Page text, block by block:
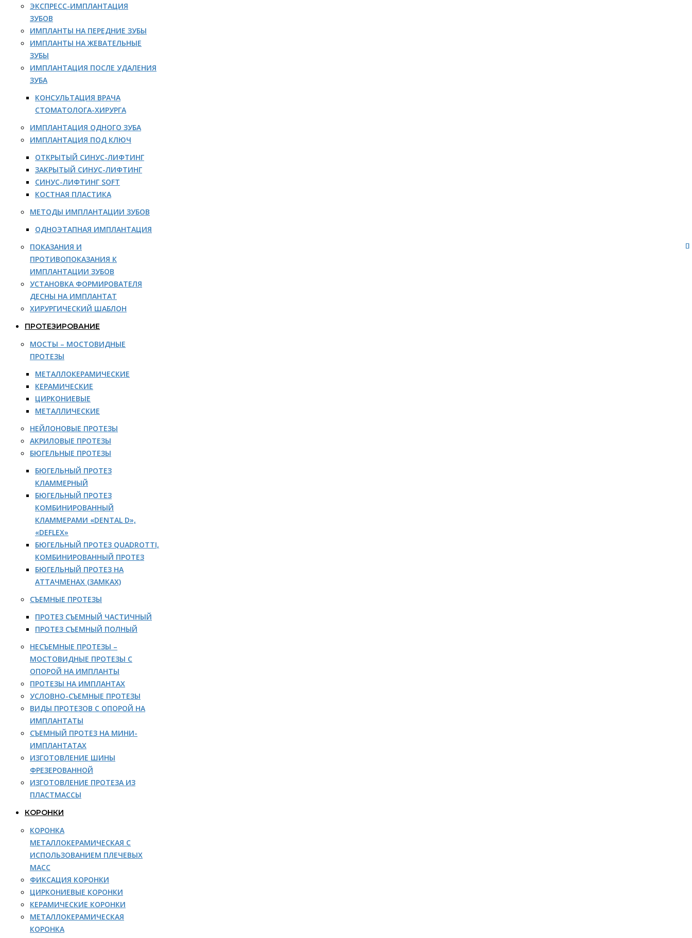
ЭКСПРЕСС-ИМПЛАНТАЦИЯ
ЗУБОВ
ИМПЛАНТЫ НА ПЕРЕДНИЕ ЗУБЫ
ИМПЛАНТЫ НА ЖЕВАТЕЛЬНЫЕ
ЗУБЫ
ИМПЛАНТАЦИЯ ПОСЛЕ УДАЛЕНИЯ
ЗУБА
КОНСУЛЬТАЦИЯ ВРАЧА
СТОМАТОЛОГА-ХИРУРГА
ИМПЛАНТАЦИЯ ОДНОГО ЗУБА
ИМПЛАНТАЦИЯ ПОД КЛЮЧ
ОТКРЫТЫЙ СИНУС-ЛИФТИНГ
ЗАКРЫТЫЙ СИНУС-ЛИФТИНГ
СИНУС-ЛИФТИНГ SOFT
КОСТНАЯ ПЛАСТИКА
МЕТОДЫ ИМПЛАНТАЦИИ ЗУБОВ
ОДНОЭТАПНАЯ ИМПЛАНТАЦИЯ
ПОКАЗАНИЯ И
ПРОТИВОПОКАЗАНИЯ К
ИМПЛАНТАЦИИ ЗУБОВ
УСТАНОВКА ФОРМИРОВАТЕЛЯ
ДЕСНЫ НА ИМПЛАНТАТ
ХИРУРГИЧЕСКИЙ ШАБЛОН
ПРОТЕЗИРОВАНИЕ
МОСТЫ – МОСТОВИДНЫЕ
ПРОТЕЗЫ
МЕТАЛЛОКЕРАМИЧЕСКИЕ
КЕРАМИЧЕСКИЕ
ЦИРКОНИЕВЫЕ
МЕТАЛЛИЧЕСКИЕ
НЕЙЛОНОВЫЕ ПРОТЕЗЫ
АКРИЛОВЫЕ ПРОТЕЗЫ
БЮГЕЛЬНЫЕ ПРОТЕЗЫ
БЮГЕЛЬНЫЙ ПРОТЕЗ
КЛАММЕРНЫЙ
БЮГЕЛЬНЫЙ ПРОТЕЗ
КОМБИНИРОВАННЫЙ
КЛАММЕРАМИ «DENTAL D»,
«DEFLEX»
БЮГЕЛЬНЫЙ ПРОТЕЗ QUADROTTI,
КОМБИНИРОВАННЫЙ ПРОТЕЗ
БЮГЕЛЬНЫЙ ПРОТЕЗ НА
АТТАЧМЕНАХ (ЗАМКАХ)
СЪЕМНЫЕ ПРОТЕЗЫ
ПРОТЕЗ СЪЕМНЫЙ ЧАСТИЧНЫЙ
ПРОТЕЗ СЪЕМНЫЙ ПОЛНЫЙ
НЕСЪЕМНЫЕ ПРОТЕЗЫ –
МОСТОВИДНЫЕ ПРОТЕЗЫ С
ОПОРОЙ НА ИМПЛАНТЫ
ПРОТЕЗЫ НА ИМПЛАНТАХ
УСЛОВНО-СЪЕМНЫЕ ПРОТЕЗЫ
ВИДЫ ПРОТЕЗОВ С ОПОРОЙ НА
ИМПЛАНТАТЫ
СЪЕМНЫЙ ПРОТЕЗ НА МИНИ-
ИМПЛАНТАТАХ
ИЗГОТОВЛЕНИЕ ШИНЫ
ФРЕЗЕРОВАННОЙ
ИЗГОТОВЛЕНИЕ ПРОТЕЗА ИЗ
ПЛАСТМАССЫ
КОРОНКИ
КОРОНКА
МЕТАЛЛОКЕРАМИЧЕСКАЯ С
ИСПОЛЬЗОВАНИЕМ ПЛЕЧЕВЫХ
МАСС
ФИКСАЦИЯ КОРОНКИ
ЦИРКОНИЕВЫЕ КОРОНКИ
КЕРАМИЧЕСКИЕ КОРОНКИ
МЕТАЛЛОКЕРАМИЧЕСКАЯ
КОРОНКА